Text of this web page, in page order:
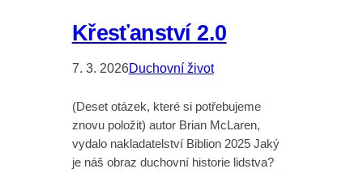
Křesťanství 2.0
7. 3. 2026Duchovní život
(Deset otázek, které si potřebujeme
znovu položit) autor Brian McLaren,
vydalo nakladatelství Biblion 2025 Jaký
je náš obraz duchovní historie lidstva?